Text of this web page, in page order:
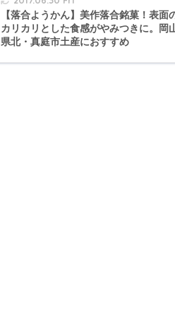
【落合ようかん】美作落合銘菓！表面
カリカリとした食感がやみつきに。岡
県北・真庭市土産におすすめ